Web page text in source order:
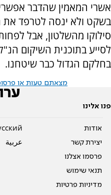
אשרי המאמין שהדבר
בשקט ולא ינסה לטרפד את
סילוקו מהשלטון, אבל
לסייע בתוכנית השיקום
בחלקם הגדול כבר שיטחנו.
מצאתם טעות או
פנו אלינו
אודות
יצירת קשר
פרסמו אצלנו
תנאי שימוש
מדיניות פרטיות
عربية